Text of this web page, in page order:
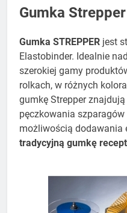
Gumka Strepper
Gumka STREPPER jest
Elastobinder. Idealnie
szerokiej gamy
rolkach, w różnych
gumkę Strepper
pęczkowania
możliwością dodawania
tradycyjną gumkę